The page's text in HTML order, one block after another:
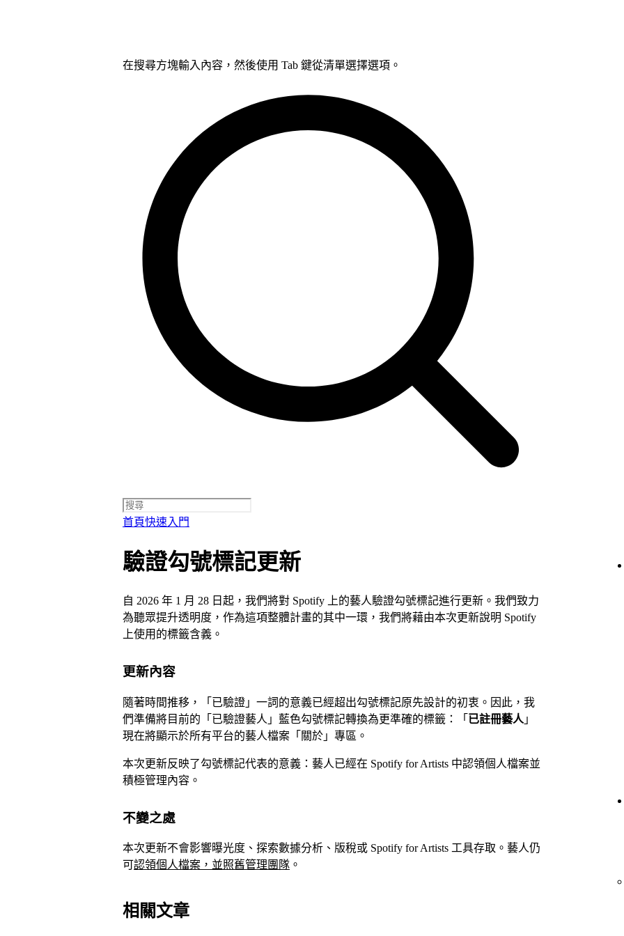
在搜尋方塊輸入內容，然後使用 Tab 鍵從清單選擇選項。
首頁快速入門
驗證勾號標記更新
自 2026 年 1 月 28 日起，我們將對 Spotify 上的藝人驗證勾號標記進行更新。我們致力
為聽眾提升透明度，作為這項整體計畫的其中一環，我們將藉由本次更新說明 Spotify
上使用的標籤含義。
更新內容
隨著時間推移，「已驗證」一詞的意義已經超出勾號標記原先設計的初衷。因此，我
們準備將目前的「已驗證藝人」藍色勾號標記轉換為更準確的標籤：「 已註冊藝人 」
現在將顯示於所有平台的藝人檔案「關於」專區。
本次更新反映了勾號標記代表的意義：藝人已經在 Spotify for Artists 中認領個人檔案並
積極管理內容。
不變之處
本次更新不會影響曝光度、探索數據分析、版稅或 Spotify for Artists 工具存取。藝人仍
可 認領個人檔案，並照舊管理團隊 。
相關文章